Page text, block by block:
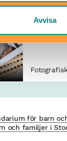
Avvisa
för barn
och familjer i